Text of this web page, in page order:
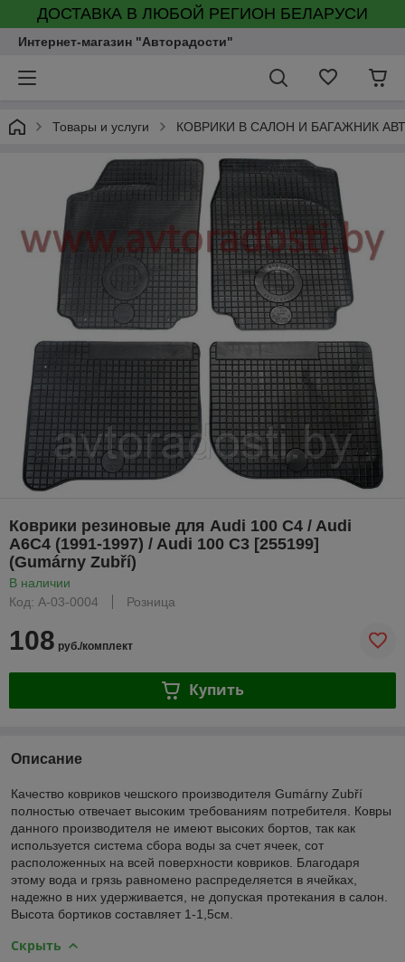
ДОСТАВКА В ЛЮБОЙ РЕГИОН БЕЛАРУСИ
Интернет-магазин "Авторадости"
Товары и услуги КОВРИКИ В САЛОН И БАГАЖНИК
Коврики резиновые для Audi 100 C4 / Audi
A6C4 (1991-1997) / Audi 100 C3 [255199]
(Gumárny Zubří)
В наличии
Код: A-03-0004
Розница
108 руб./комплект
Купить
Описание
Качество ковриков чешского производителя Gumárny Zubří
полностью отвечает высоким требованиям потребителя. Ковры
данного производителя не имеют высоких бортов, так как
используется система сбора воды за счет ячеек, сот
расположенных на всей поверхности ковриков. Благодаря
этому вода и грязь равномено распределяется в ячейках,
надежно в них удерживается, не допуская протекания в салон.
Высота бортиков составляет 1-1,5см.
Скрыть